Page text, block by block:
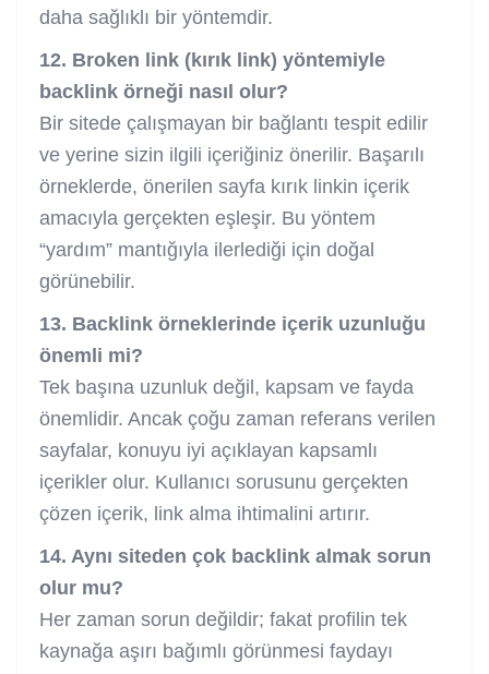
daha sağlıklı bir yöntemdir.
12. Broken link (kırık link) yöntemiyle
backlink örneği nasıl olur?
Bir sitede çalışmayan bir bağlantı tespit edilir
ve yerine sizin ilgili içeriğiniz önerilir. Başarılı
örneklerde, önerilen sayfa kırık linkin içerik
amacıyla gerçekten eşleşir. Bu yöntem
“yardım” mantığıyla ilerlediği için doğal
görünebilir.
13. Backlink örneklerinde içerik uzunluğu
önemli mi?
Tek başına uzunluk değil, kapsam ve fayda
önemlidir. Ancak çoğu zaman referans verilen
sayfalar, konuyu iyi açıklayan kapsamlı
içerikler olur. Kullanıcı sorusunu gerçekten
çözen içerik, link alma ihtimalini artırır.
14. Aynı siteden çok backlink almak sorun
olur mu?
Her zaman sorun değildir; fakat profilin tek
kaynağa aşırı bağımlı görünmesi faydayı